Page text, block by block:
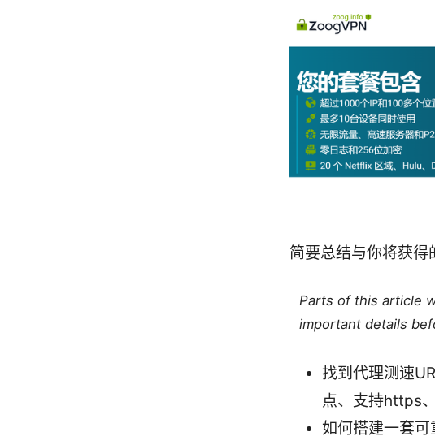
简要总结与你将获得
Parts of this article
important details
找到代理测速
点、支持https
如何搭建一套